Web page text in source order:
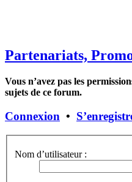
Partenariats,
Vous n’avez pas les
sujets de ce forum.
Connexion •
Nom d’utilisateur :